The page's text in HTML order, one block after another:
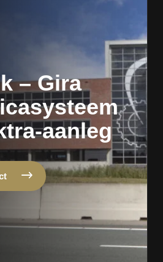
– Gira
aanleg